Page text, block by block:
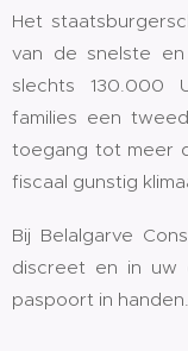
Het
van de snelste
slechts 130.000
families een
toegang tot meer
fiscaal gunstig
Bij Belalgarve
discreet en in uw
paspoort in handen.